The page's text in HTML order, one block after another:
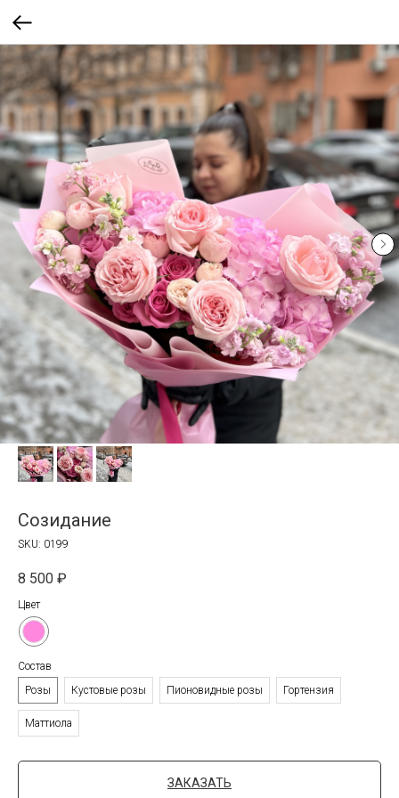
Созидание
SKU: 0199
8 500 ₽
Цвет
Состав
Розы
Кустовые розы Пионовидные розы Гортензия
Маттиола
ЗАКАЗАТЬ